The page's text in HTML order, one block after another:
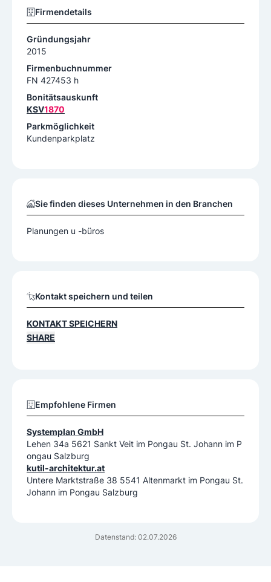
Datenstand: 02.07.2026
Firmendetails
Gründungsjahr
2015
Firmenbuchnummer
FN 427453 h
Bonitätsauskunft
KSV1870
Parkmöglichkeit
Kundenparkplatz
Sie finden dieses Unternehmen in den Branchen
Planungen u -büros
Kontakt speichern und teilen
KONTAKT SPEICHERN
SHARE
Empfohlene Firmen
Systemplan GmbH
Lehen 34a 5621 Sankt Veit im Pongau St. Johann im P
ongau Salzburg
kutil-architektur.at
Untere Marktstraße 38 5541 Altenmarkt im Pongau St.
Johann im Pongau Salzburg